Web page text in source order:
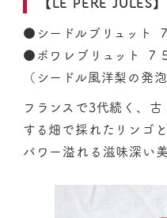
●シードルブリュット
●ポワレブリュット ７
（シードル風洋梨の発泡
フランスで3代続く、
する畑で採れたリンゴ
パワー溢れる滋味深い